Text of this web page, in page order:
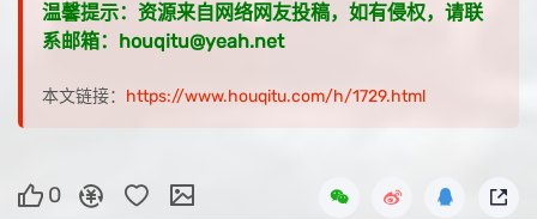
温馨提示：资源来自网络网友投稿，如有侵权，请联
系邮箱：houqitu@yeah.net
本文链接： https://www.houqitu.com/h/1729.html
0